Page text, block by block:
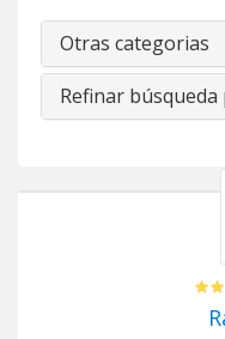
Otras categorias
Refinar